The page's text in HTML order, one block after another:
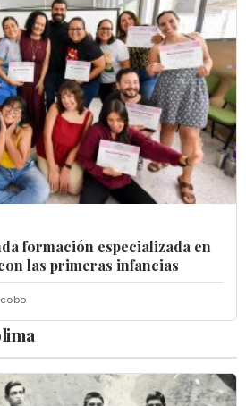
formación especializada en
las primeras infancias